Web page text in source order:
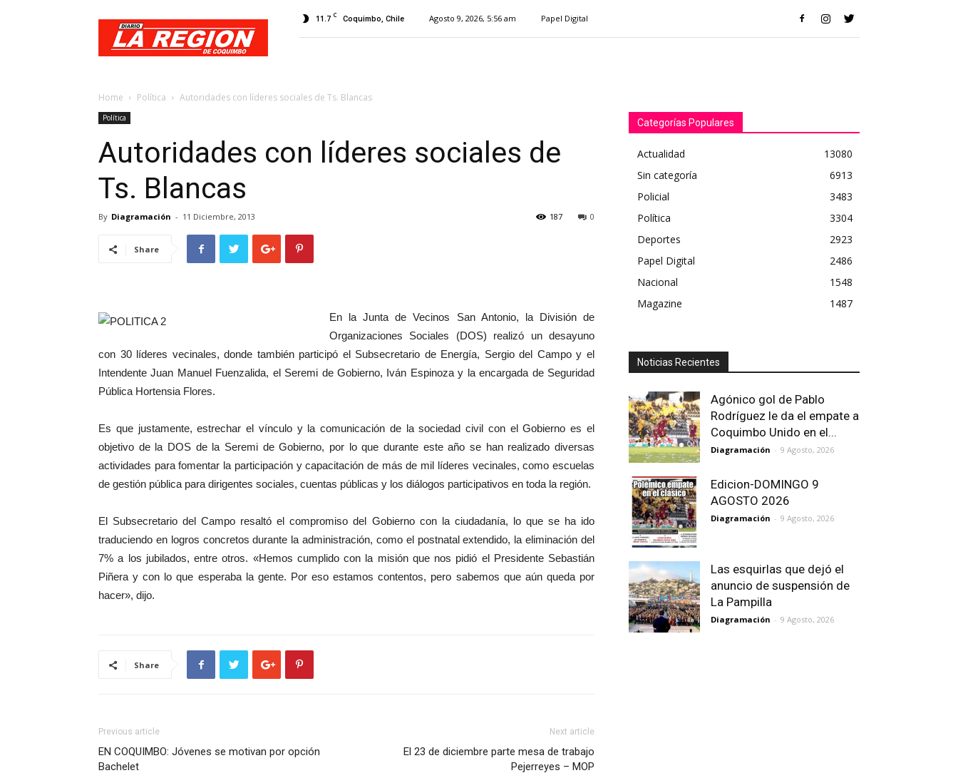
Diario
Región
11.7 C Coquimbo, Chile Agosto 9, 2026, 5:56 am Papel Digital
Home Política Autoridades con líderes sociales de Ts. Blancas
Política
Autoridades con líderes sociales de
Ts. Blancas
By Diagramación - 11 Diciembre, 2013 0
187
Share
En la Junta de Vecinos San Antonio, la División de
Organizaciones Sociales (DOS) realizó un desayuno
con 30 líderes vecinales, donde también participó el Subsecretario de Energía, Sergio del Campo y el
Intendente Juan Manuel Fuenzalida, el Seremi de Gobierno, Iván Espinoza y la encargada de Seguridad
Pública Hortensia Flores.
Es que justamente, estrechar el vínculo y la comunicación de la sociedad civil con el Gobierno es el
objetivo de la DOS de la Seremi de Gobierno, por lo que durante este año se han realizado diversas
actividades para fomentar la participación y capacitación de más de mil líderes vecinales, como escuelas
de gestión pública para dirigentes sociales, cuentas públicas y los diálogos participativos en toda la región.
El Subsecretario del Campo resaltó el compromiso del Gobierno con la ciudadanía, lo que se ha ido
traduciendo en logros concretos durante la administración, como el postnatal extendido, la eliminación del
7% a los jubilados, entre otros. «Hemos cumplido con la misión que nos pidió el Presidente Sebastián
Piñera y con lo que esperaba la gente. Por eso estamos contentos, pero sabemos que aún queda por
hacer», dijo.
Share
Previous article
EN COQUIMBO: Jóvenes se motivan por opción
Bachelet
Next article
El 23 de diciembre parte mesa de trabajo
Pejerreyes – MOP
Categorías Populares
Actualidad
13080
Sin categoría
6913
Policial
3483
Política
3304
Deportes
2923
Papel Digital
2486
Nacional
1548
Magazine
1487
Noticias Recientes
Agónico gol de Pablo
Rodríguez le da el empate a
Coquimbo Unido en el...
Diagramación - 9 Agosto, 2026
Edicion-DOMINGO 9
AGOSTO 2026
Diagramación - 9 Agosto, 2026
Las esquirlas que dejó el
anuncio de suspensión de
La Pampilla
Diagramación - 9 Agosto, 2026